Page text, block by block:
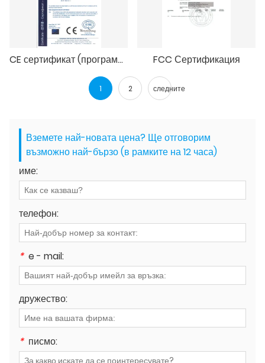
CE сертификат (програмируем универсален сензор за налягане в гумите) FCC Сертификация
1 2 следните
Вземете най-новата цена? Ще отговорим
възможно най-бързо (в рамките на 12 часа)
име:
телефон:
* e - mail:
дружество:
* писмо: